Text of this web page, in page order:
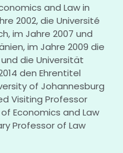
and Law in
2002, die Université
im Jahre 2007 und
im Jahre 2009 die
die Universität
den Ehrentitel
of Johannesburg
Visiting Professor
Economics and Law
Professor of Law